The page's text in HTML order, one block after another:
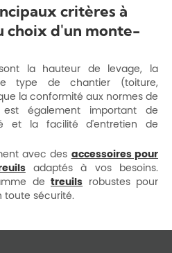
critères à
choix d'un monte-
la hauteur de levage, la
type de chantier (toiture,
la conformité aux normes de
également important de
et la facilité d'entretien de
avec des accessoires pour
adaptés à vos besoins.
detreuils robustes pour
toute sécurité.